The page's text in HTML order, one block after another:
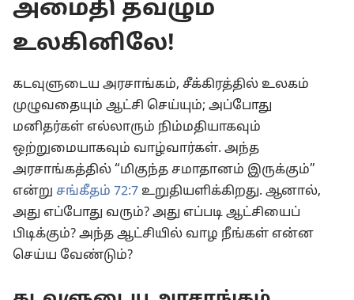
அமைதி தவழும்
உலகினிலே!
கடவுளுடைய அரசாங்கம், சீக்கிரத்தில் உலகம்
முழுவதையும் ஆட்சி செய்யும்; அப்போது
மனிதர்கள் எல்லாரும் நிம்மதியாகவும்
ஒற்றுமையாகவும் வாழ்வார்கள். அந்த
அரசாங்கத்தில் “மிகுந்த சமாதானம் இருக்கும்”
என்று சங்கீதம் 72:7 உறுதியளிக்கிறது. ஆனால்,
அது எப்போது வரும்? அது எப்படி ஆட்சியைப்
பிடிக்கும்? அந்த ஆட்சியில் வாழ நீங்கள் என்ன
செய்ய வேண்டும்?